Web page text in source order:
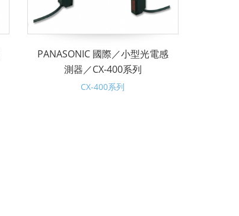
PANASONIC 國際／小型光電感
測器／CX-400系列
CX-400系列